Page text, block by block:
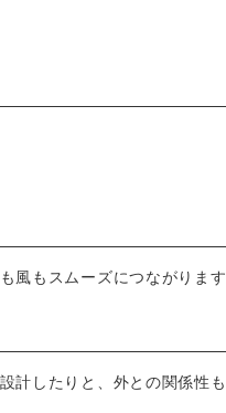
風もスムーズにつながります
計したりと、外との関係性